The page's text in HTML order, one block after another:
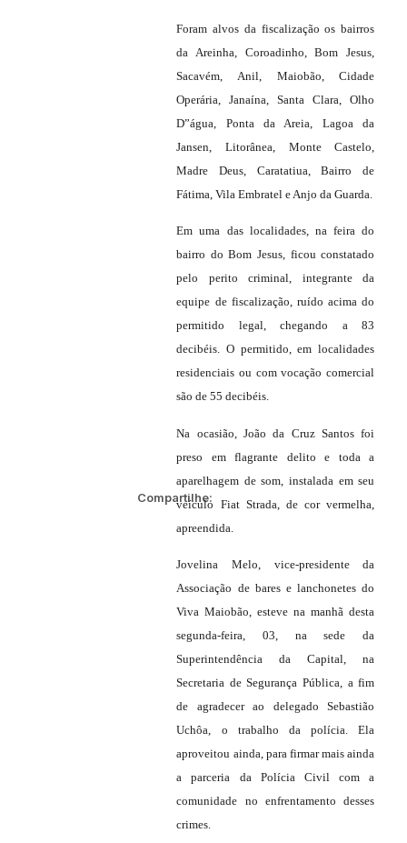
Compartilhe:
Foram alvos da fiscalização os bairros
da Areinha, Coroadinho, Bom Jesus,
Sacavém, Anil, Maiobão, Cidade
Operária, Janaína, Santa Clara, Olho
D”água, Ponta da Areia, Lagoa da
Jansen, Litorânea, Monte Castelo,
Madre Deus, Caratatiua, Bairro de
Fátima, Vila Embratel e Anjo da Guarda.
Em uma das localidades, na feira do
bairro do Bom Jesus, ficou constatado
pelo perito criminal, integrante da
equipe de fiscalização, ruído acima do
permitido legal, chegando a 83
decibéis. O permitido, em localidades
residenciais ou com vocação comercial
são de 55 decibéis.
Na ocasião, João da Cruz Santos foi
preso em flagrante delito e toda a
aparelhagem de som, instalada em seu
veículo Fiat Strada, de cor vermelha,
apreendida.
Jovelina Melo, vice-presidente da
Associação de bares e lanchonetes do
Viva Maiobão, esteve na manhã desta
segunda-feira, 03, na sede da
Superintendência da Capital, na
Secretaria de Segurança Pública, a fim
de agradecer ao delegado Sebastião
Uchôa, o trabalho da polícia. Ela
aproveitou ainda, para firmar mais ainda
a parceria da Polícia Civil com a
comunidade no enfrentamento desses
crimes.